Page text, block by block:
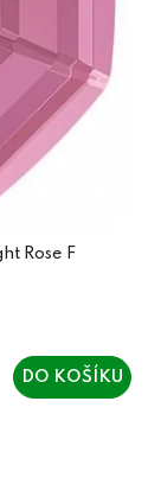
Rose F
DO KOŠÍKU